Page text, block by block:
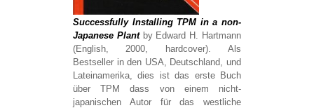
Successfully Installing TPM in a non-
Japanese Plant by Edward H. Hartmann
(English, 2000, hardcover). Als
Bestseller in den USA, Deutschland, und
Lateinamerika, dies ist das erste Buch
über TPM dass von einem nicht-
japanischen Autor für das westliche